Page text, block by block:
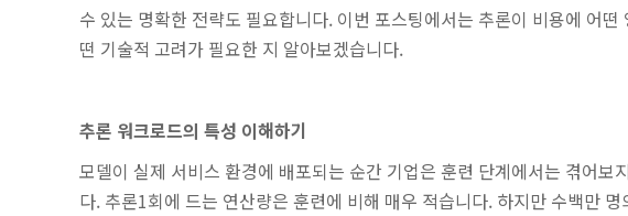
수 있는 명확한 전략도 필요합니다. 이번 포스팅에서는 추론이 비용에 어
떤 기술적 고려가 필요한 지 알아보겠습니다.
추론 워크로드의 특성 이해하기
모델이 실제 서비스 환경에 배포되는 순간 기업은 훈련 단계에서는 겪어보
다. 추론1회에 드는 연산량은 훈련에 비해 매우 적습니다. 하지만 수백만